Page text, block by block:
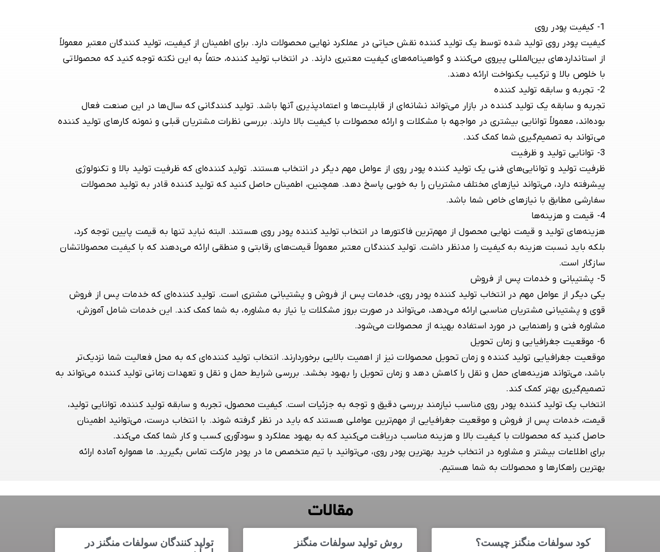
1- کیفیت پودر روی
کیفیت پودر رویتولید شده توسط یک تولید کننده نقش حیاتی در عملکرد نهایی محصولات دارد. برای اطمینان از کیفیت، تولید کنندگان معتبر معمولاً
از استانداردهای بین‌المللی پیروی می‌کنند و گواهینامه‌های کیفیت معتبری دارند. در انتخاب تولید کننده، حتماً به این نکته توجه کنید که محصولاتی
با خلوص بالا و ترکیب یکنواخت ارائه دهند.
2-
تجربه و سابقه تولید کننده
تجربه و سابقه یک تولید کننده در بازار می‌تواند نشانه‌ای از قابلیت‌ها و اعتمادپذیری آنها باشد. تولید کنندگانی که سال‌ها در این صنعت فعال
بوده‌اند، معمولاً توانایی بیشتری در مواجهه با مشکلات و ارائه محصولات با کیفیت بالا دارند. بررسی نظرات مشتریان قبلی و نمونه کارهای تولید کننده
می‌تواند به تصمیم‌گیری شما کمک کند.
3-
توانایی تولید و ظرفیت
ظرفیت تولید و توانایی‌های فنی یک تولید کننده پودر روی از عوامل مهم دیگر در انتخاب هستند. تولید کننده‌ای که ظرفیت تولید بالا و تکنولوژی
پیشرفته دارد، می‌تواند نیازهای مختلف مشتریان را به خوبی پاسخ دهد. همچنین، اطمینان حاصل کنید که تولید کننده قادر به تولید محصولات
سفارشی مطابق با نیازهای خاص شما باشد.
4-
قیمت و هزینه‌ها
هزینه‌های تولید و قیمت نهایی محصول از مهم‌ترین فاکتورها در انتخاب تولید کننده پودر روی هستند. البته نباید تنها به قیمت پایین توجه کرد،
بلکه باید نسبت هزینه به کیفیت را مدنظر داشت. تولید کنندگان معتبر معمولاً قیمت‌های رقابتی و منطقی ارائه می‌دهند که با کیفیت محصولاتشان
سازگار است.
5-
پشتیبانی و خدمات پس از فروش
یکی دیگر از عوامل مهم در انتخاب تولید کننده پودر روی، خدمات پس از فروش و پشتیبانی مشتری است. تولید کننده‌ای که خدمات پس از فروش
قوی و پشتیبانی مشتریان مناسبی ارائه می‌دهد، می‌تواند در صورت بروز مشکلات یا نیاز به مشاوره، به شما کمک کند. این خدمات شامل آموزش،
مشاوره فنی و راهنمایی در مورد استفاده بهینه از محصولات می‌شود.
6-
موقعیت جغرافیایی و زمان تحویل
موقعیت جغرافیایی تولید کننده و زمان تحویل محصولات نیز از اهمیت بالایی برخوردارند. انتخاب تولید کننده‌ای که به محل فعالیت شما نزدیک‌تر
باشد، می‌تواند هزینه‌های حمل و نقل را کاهش دهد و زمان تحویل را بهبود بخشد. بررسی شرایط حمل و نقل و تعهدات زمانی تولید کننده می‌تواند به
تصمیم‌گیری بهتر کمک کند.
انتخاب یک تولید کننده پودر روی مناسب نیازمند بررسی دقیق و توجه به جزئیات است. کیفیت محصول، تجربه و سابقه تولید کننده، توانایی تولید،
قیمت، خدمات پس از فروش و موقعیت جغرافیایی از مهم‌ترین عواملی هستند که باید در نظر گرفته شوند. با انتخاب درست، می‌توانید اطمینان
حاصل کنید که محصولات با کیفیت بالا و هزینه مناسب دریافت می‌کنید که به بهبود عملکرد و سودآوری کسب و کار شما کمک می‌کند.
برای اطلاعات بیشتر و مشاوره در انتخاب خرید بهترین پودر روی، می‌توانید با تیم متخصص ما در پودر مارکت تماس بگیرید. ما همواره آماده ارائه
بهترین راهکارها و محصولات به شما هستیم.
مقالات
کود سولفات منگنز چیست؟ روش تولید سولفات منگنز
تولید کنندگان سولفات منگنز در